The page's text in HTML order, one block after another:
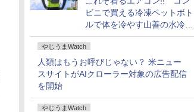
ビニで買える冷凍ペットボト
ルで体を冷やす山善の水冷ベ
ストがロードバイクにちょう
どいい【ぼっち・ざ・ろー
ど！その14】
やじうまWatch
人類はもうお呼びじゃない？ 米ニュー
スサイトがAIクローラー対象の広告配信
を開始
やじうまWatch